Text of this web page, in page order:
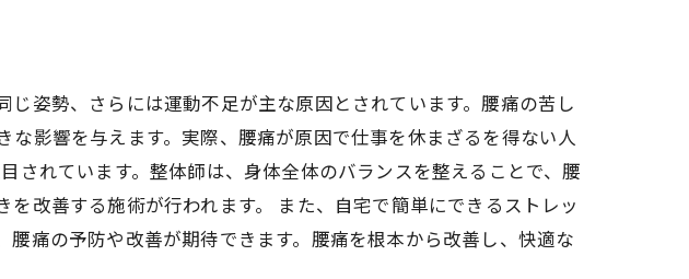
姿勢、さらには運動不足が主な原因とされています。腰痛の苦し
影響を与えます。実際、腰痛が原因で仕事を休まざるを得ない人
れています。整体師は、身体全体のバランスを整えることで、腰
改善する施術が行われます。 また、自宅で簡単にできるストレッ
痛の予防や改善が期待できます。腰痛を根本から改善し、快適な